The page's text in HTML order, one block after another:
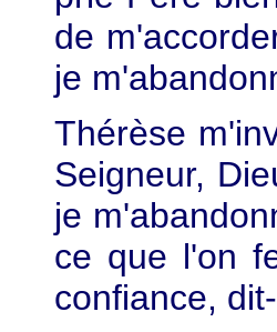
de
je
Thérèse
Seigneur,
je
ce que l'on
confiance,